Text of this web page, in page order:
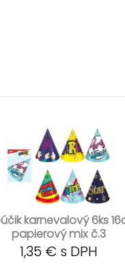
karnevalový 6ks
papierový mix č.3
1,35 € s DPH